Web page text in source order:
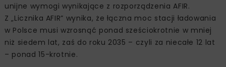
unijne wymogi wynikające z rozporządzenia AFIR.
Z „Licznika AFIR” wynika, że łączna moc stacji ładowania
w Polsce musi wzrosnąć ponad sześciokrotnie w mniej
niż siedem lat, zaś do roku 2035 – czyli za niecałe 12 lat
– ponad 15-krotnie.